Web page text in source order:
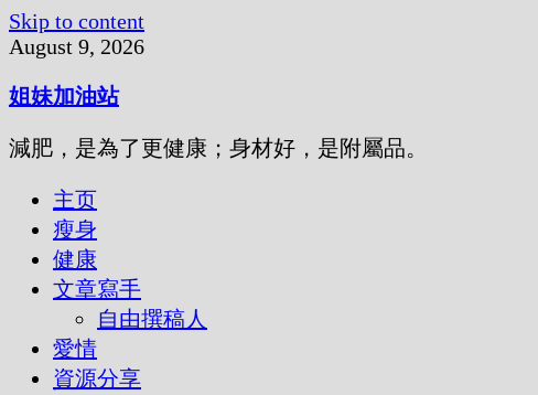
Skip to content
August 9, 2026
姐妹加油站
減肥，是為了更健康；身材好，是附屬品。
主页
瘦身
健康
文章寫手
自由撰稿人
愛情
資源分享